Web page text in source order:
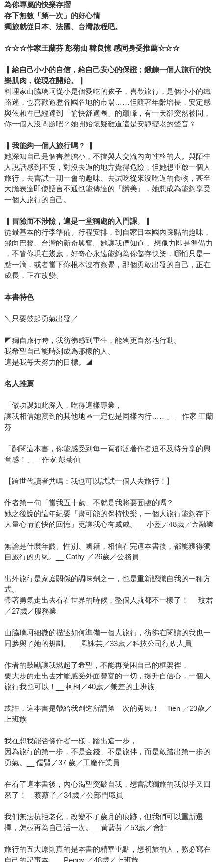
為你專屬的快樂存摺
存下無數「第一次」的好心情
獨旅就從日本、法國、台灣啟程吧。
☆☆☆作家王蘭芬 彭菊仙 韓良憶 感同身受推薦☆☆☆
給自己小小的自信，給自己安心的保證；鍛鍊一個人旅行的快
樂肌肉，從現在開始。▎
料理家山脇璃珂從小是個愛吃的孩子，喜歡旅行，是個小小的鐵
路迷，也喜歡遊歷各國各地的市場……但隨著年齡增長，安定感
與依賴性已經達到「愉快舒適圈」的巔峰，有一天卻突然被問，
你一個人沒問題吧？她開始懷疑難道這是安靜變老的聲音？
我能夠一個人旅行嗎？ ▎
她深知自己是個害羞膽小，不擅與人交流內向性格的人。與陌生
人說話感到不安，對沒去過的地方覺得危險，但她想重啟一個人
旅行，去嘗試一期一會的趣味、去試吃從來沒吃過的食物，甚至
大膽表達即使語言不通也能傳達的「讚美」，她想成為能夠享受
一個人旅行的自己。
冒險而不涉險，這是一堂獨處的入門課。▎
從最基本的行李準備、行程安排，到自家日本國內踩點的趣味，
飛向巴黎、台灣的新奇興奮。她讓我們知道， 想像力即是準備力
，不管你現在幾歲，好奇心永遠能夠為你儲存快樂，哪怕只是一
點一滴，或者當下你根本沒有察覺，那個勇敢出發的自己，正在
成長，正在改變。
本書特色
＼只要鼓起勇氣出發／
◤獨自旅行時，我彷彿感到重生，能夠更自然地行動。
我希望自己能時刻成為那樣的人。
這是我每天努力的目標。◢
名人推薦
「做功課如此深入，吃得這樣專業，
讓我相信她寫到的其他地區一定也是同樣內行……」__作家 王蘭
芬
「翻閱這本書，你能感受到每一頁都泛著作者迫不及待分享的興
奮感！」__作家 彭菊仙
【跨世代讀者共鳴：我也可以試試一個人去旅行！】
作者第一句「當我五十歲」不就是我將要面臨的嗎？
她之後說的這年紀要「盡可能的保持快樂，一個人旅行能夠存下
大量心情愉快的回憶」更讓我心有戚戚。__ 小藍／48歲／金融業
無論是什麼年齡、性別、國籍，相信看完這本書後，都能獲得獨
自旅行的勇氣。__ Cathy ／26歲／公務員
出外旅行是家庭關係的調味劑之一，也是重新認識自我的一種方
式。
帶著勇氣走出去看看世界的時候，整個人就都不一樣了！__ 玟君
／27歲／服務業
山脇璃珂細微的描述如何準備一個人旅行，彷彿在閱讀的我也一
同參與了她的規劃。__ 風詠芸／33歲／科技公司行政人員
作者的鼓勵讓我燃起了希望，不能再受困自己的框架裡，
要大步的走出去才能感受外面豐富的一切，提升自信心，一個人
旅行我也可以！__ 柯柯／40歲／兼差的上班族
或許，這本書是帶給我創造所謂第一次的勇氣！__Tien ／29歲／
上班族
我在想我能否像作者一樣，踏出這一步，
因為旅行的第一步，不是金錢、不是旅伴，而是敢踏出第一步的
勇氣。__ 儒賢／37 歲／工廠作業員
在看了這本書後，內心渴望突破自我，想嘗試獨旅的我似乎又回
來了！__蔡蔡子／34歲／公部門職員
我們無法抗拒老化，改變不了歲月的痕跡，但我們可以重新選
擇，怎樣再為自己活一次。__黃藍芬／53歲／會計
旅行的五大原則真的是本書的精華重點，想初旅的人，務必寫在
自己的記事本。__Peggy ／48歲／上班族